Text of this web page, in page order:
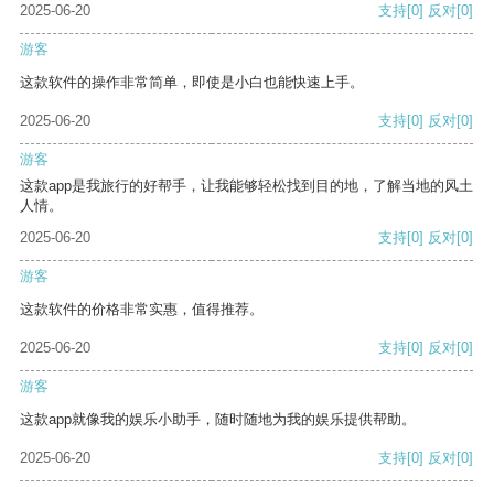
2025-06-20 支持[0] 反对[0]
游客
这款软件的操作非常简单，即使是小白也能快速上手。
2025-06-20 支持[0] 反对[0]
游客
这款app是我旅行的好帮手，让我能够轻松找到目的地，了解当地的风土
人情。
2025-06-20
支持[0] 反对[0]
游客
这款软件的价格非常实惠，值得推荐。
2025-06-20 支持[0] 反对[0]
游客
这款app就像我的娱乐小助手，随时随地为我的娱乐提供帮助。
2025-06-20 支持[0] 反对[0]